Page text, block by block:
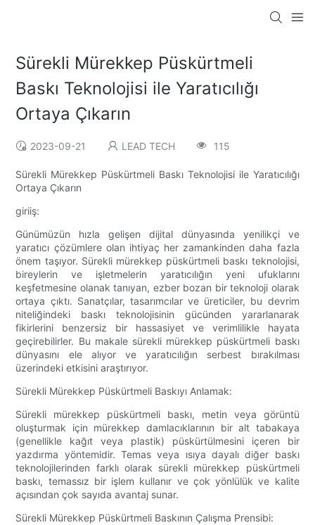
Sürekli Mürekkep Püskürtmeli
Baskı Teknolojisi ile Yaratıcılığı
Ortaya Çıkarın
2023-09-21 LEAD TECH 115
Sürekli Mürekkep Püskürtmeli Baskı Teknolojisi ile Yaratıcılığı
Ortaya Çıkarın
giriiş:
Günümüzün hızla gelişen dijital dünyasında yenilikçi ve
yaratıcı çözümlere olan ihtiyaç her zamankinden daha fazla
önem taşıyor. Sürekli mürekkep püskürtmeli baskı teknolojisi,
bireylerin ve işletmelerin yaratıcılığın yeni ufuklarını
keşfetmesine olanak tanıyan, ezber bozan bir teknoloji olarak
ortaya çıktı. Sanatçılar, tasarımcılar ve üreticiler, bu devrim
niteliğindeki baskı teknolojisinin gücünden yararlanarak
fikirlerini benzersiz bir hassasiyet ve verimlilikle hayata
geçirebilirler. Bu makale sürekli mürekkep püskürtmeli baskı
dünyasını ele alıyor ve yaratıcılığın serbest bırakılması
üzerindeki etkisini araştırıyor.
Sürekli Mürekkep Püskürtmeli Baskıyı Anlamak:
Sürekli mürekkep püskürtmeli baskı, metin veya görüntü
oluşturmak için mürekkep damlacıklarının bir alt tabakaya
(genellikle kağıt veya plastik) püskürtülmesini içeren bir
yazdırma yöntemidir. Temas veya ısıya dayalı diğer baskı
teknolojilerinden farklı olarak sürekli mürekkep püskürtmeli
baskı, temassız bir işlem kullanır ve çok yönlülük ve kalite
açısından çok sayıda avantaj sunar.
Sürekli Mürekkep Püskürtmeli Baskının Çalışma Prensibi: